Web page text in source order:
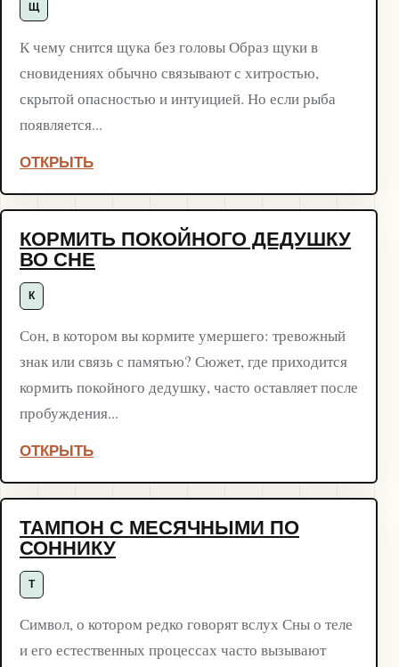
Щ
К чему снится щука без головы Образ щуки в
сновидениях обычно связывают с хитростью,
скрытой опасностью и интуицией. Но если рыба
появляется...
ОТКРЫТЬ
КОРМИТЬ ПОКОЙНОГО ДЕДУШКУ
ВО СНЕ
К
Сон, в котором вы кормите умершего: тревожный
знак или связь с памятью? Сюжет, где приходится
кормить покойного дедушку, часто оставляет после
пробуждения...
ОТКРЫТЬ
ТАМПОН С МЕСЯЧНЫМИ ПО
СОННИКУ
Т
Символ, о котором редко говорят вслух Сны о теле
и его естественных процессах часто вызывают